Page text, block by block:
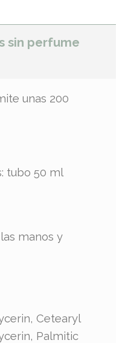
sin perfume
unas 200
tubo 50 ml
manos y
Cetearyl
Palmitic